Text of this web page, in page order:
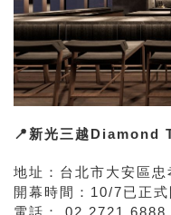
📍新光三越Diamond
地址：台北市大安區
開幕時間：10/7已正式